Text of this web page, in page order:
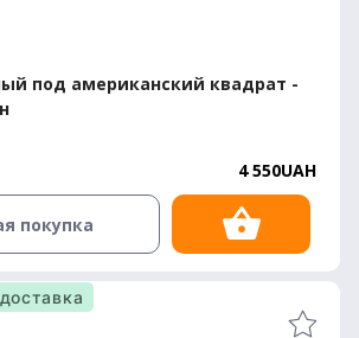
под американский квадрат -
4 550UAH
покупка